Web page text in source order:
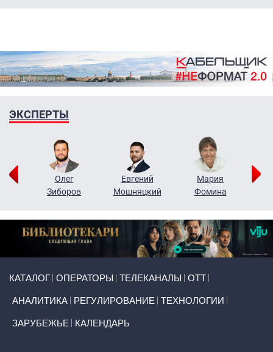
ЭКСПЕРТЫ
Олег
Зиборов
Евгений
Мошняцкий
Мария
Фомина
КАТАЛОГ ОПЕРАТОРЫ ТЕЛЕКАНАЛЫ ОТТ
АНАЛИТИКА РЕГУЛИРОВАНИЕ ТЕХНОЛОГИИ
ЗАРУБЕЖЬЕ КАЛЕНДАРЬ